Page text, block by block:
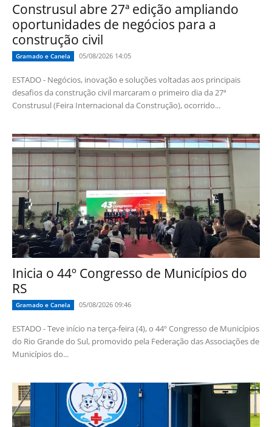
Construsul abre 27ª edição ampliando
oportunidades de negócios para a
construção civil
Gramado e Canela 05/08/2026 14:05
ESTADO - Negócios, inovação e soluções voltadas aos principais
desafios da construção civil marcaram o primeiro dia da 27ª
Construsul (Feira Internacional da Construção), ocorrido...
Inicia o 44º Congresso de Municípios do
RS
Gramado e Canela 05/08/2026 09:46
ESTADO - Teve início na terça-feira (4), o 44º Congresso de Municípios
do Rio Grande do Sul, promovido pela Federação das Associações de
Municípios do...